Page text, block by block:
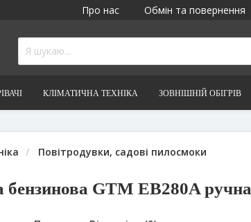
Про нас Обмін та повернення
КЛІМАТИЧНА ТЕХНІКА ЗОВНІШНІЙ ОБІГРІВ
Повітродувки, садові пилосмоки
бензинова GTM EB280A ручна